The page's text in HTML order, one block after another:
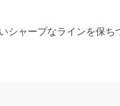
シャープなラインを保